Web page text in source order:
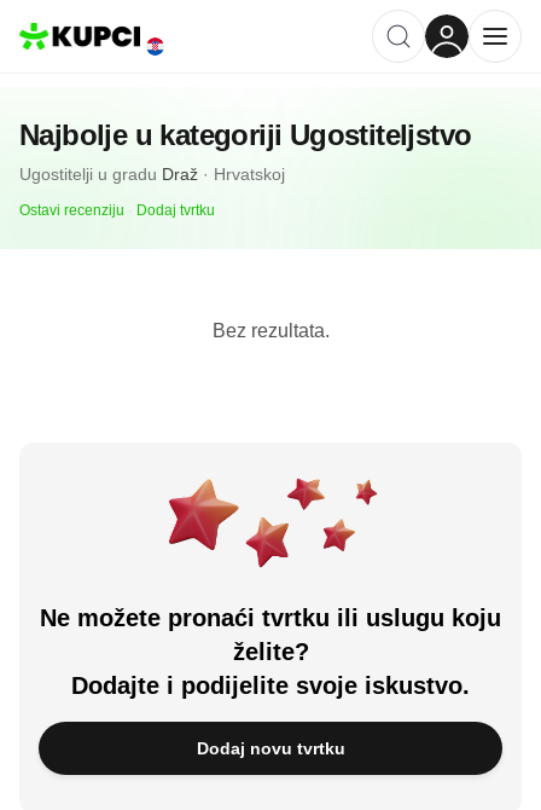
Najbolje u kategoriji Ugostiteljstvo
Ugostitelji u gradu Draž · Hrvatskoj
Ostavi recenziju Dodaj tvrtku
Bez rezultata.
Ne možete pronaći tvrtku ili uslugu koju
želite?
Dodajte i podijelite svoje iskustvo.
Dodaj novu tvrtku